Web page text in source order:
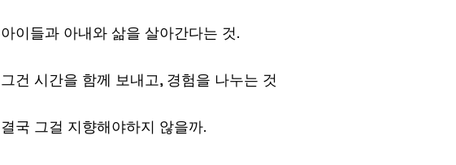
아이들과 아내와 삶을 살아간다는 것.
그건 시간을 함께 보내고, 경험을 나누는 것
결국 그걸 지향해야하지 않을까.